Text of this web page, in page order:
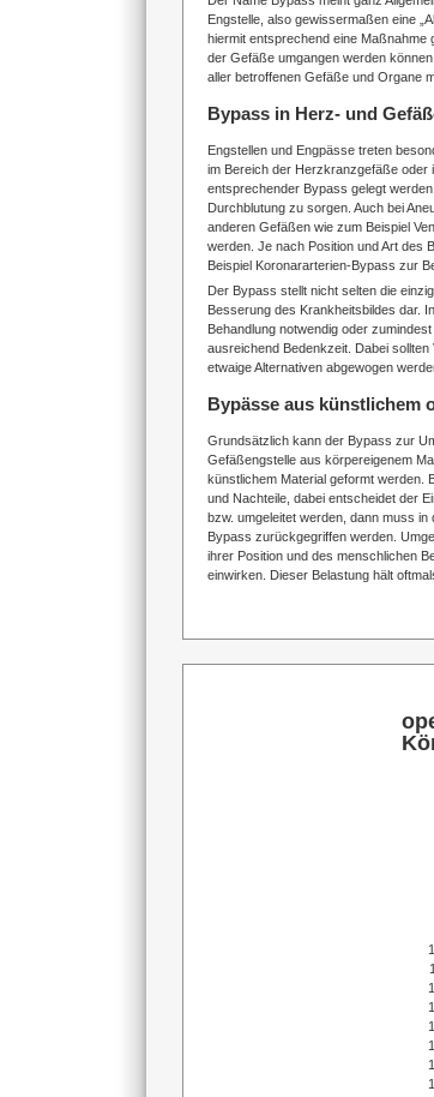
Engstelle, also gewissermaßen eine
hiermit entsprechend eine Maßnahme
der Gefäße umgangen werden
aller betroffenen Gefäße und Organe
Bypass in Herz- und
Engstellen und Engpässe treten
im Bereich der Herzkranzgefäße oder
entsprechender Bypass gelegt
Durchblutung zu sorgen. Auch bei
anderen Gefäßen wie zum Beispiel
werden. Je nach Position und Art des
Beispiel Koronararterien-Bypass zur
Der Bypass stellt nicht selten die
Besserung des Krankheitsbildes dar.
Behandlung notwendig oder
ausreichend Bedenkzeit. Dabei
etwaige Alternativen abgewogen
Bypässe aus künstlichem
Grundsätzlich kann der Bypass zur
Gefäßengstelle aus körpereigenem
künstlichem Material geformt werden.
und Nachteile, dabei entscheidet der
bzw. umgeleitet werden, dann muss
Bypass zurückgegriffen werden.
ihrer Position und des menschlichen
einwirken. Dieser Belastung hält